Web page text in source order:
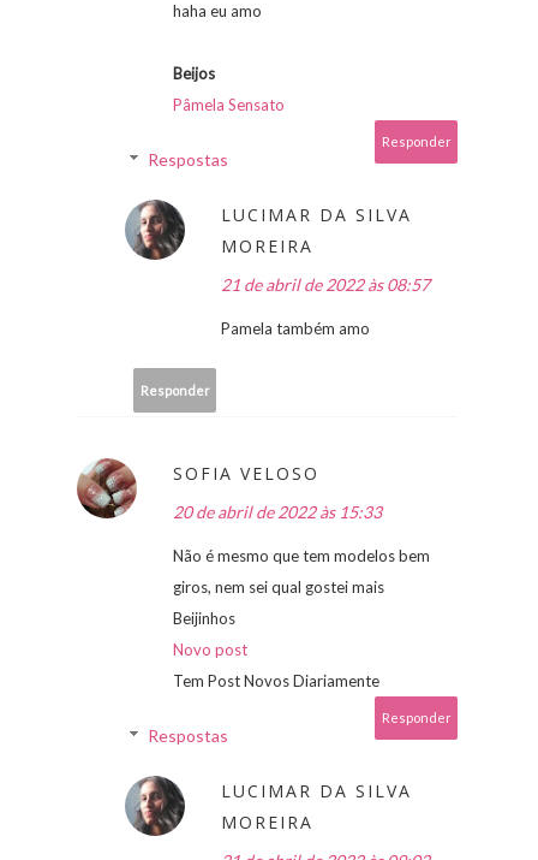
haha eu amo
Beijos
Pâmela Sensato
Responder
Respostas
LUCIMAR DA SILVA
MOREIRA
21 de abril de 2022 às 08:57
Pamela também amo
Responder
SOFIA VELOSO
20 de abril de 2022 às 15:33
Não é mesmo que tem modelos bem
giros, nem sei qual gostei mais
Beijinhos
Novo post
Tem Post Novos Diariamente
Responder
Respostas
LUCIMAR DA SILVA
MOREIRA